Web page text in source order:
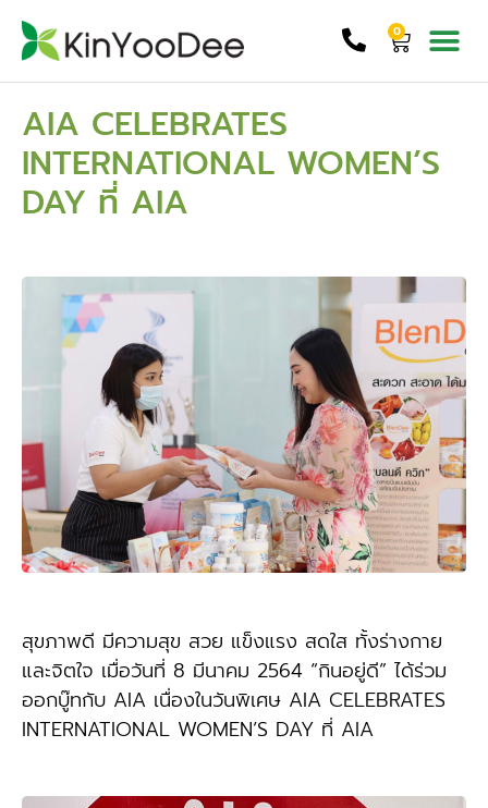
0
AIA CELEBRATES
INTERNATIONAL WOMEN’S
DAY ที่ AIA
สุขภาพดี มีความสุข สวย แข็งแรง สดใส ทั้งร่างกาย
และจิตใจ เมื่อวันที่ 8 มีนาคม 2564 “กินอยู่ดี” ได้ร่วม
ออกบู๊ทกับ AIA เนื่องในวันพิเศษ AIA CELEBRATES
INTERNATIONAL WOMEN’S DAY ที่ AIA